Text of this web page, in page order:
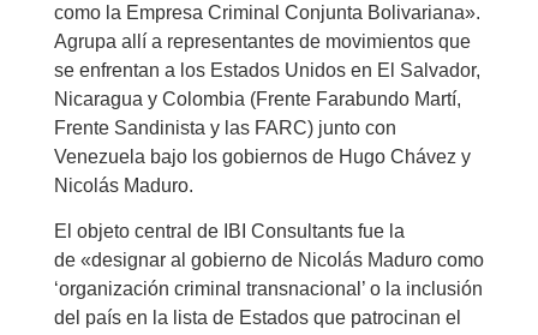
como la Empresa Criminal Conjunta Bolivariana».
Agrupa allí a representantes de movimientos que
se enfrentan a los Estados Unidos en El Salvador,
Nicaragua y Colombia (Frente Farabundo Martí,
Frente Sandinista y las FARC) junto con
Venezuela bajo los gobiernos de Hugo Chávez y
Nicolás Maduro.
El objeto central de IBI Consultants fue la
de «designar al gobierno de Nicolás Maduro como
‘organización criminal transnacional’ o la inclusión
del país en la lista de Estados que patrocinan el